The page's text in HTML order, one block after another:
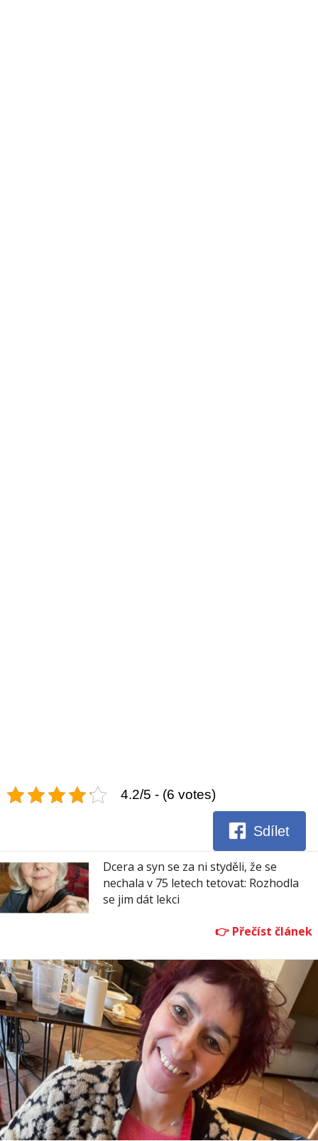
4.2/5 - (6 votes)
Sdílet
Dcera a syn se za ni styděli, že se
nechala v 75 letech tetovat: Rozhodla
se jim dát lekci